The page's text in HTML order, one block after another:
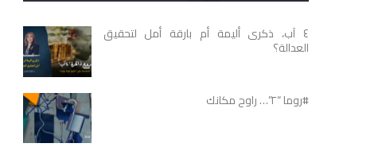
٤ آب، ذكرى أليمة أم بارقة أمل لتحقيق
العدالة؟
#روما “٢”… راوح مكانك